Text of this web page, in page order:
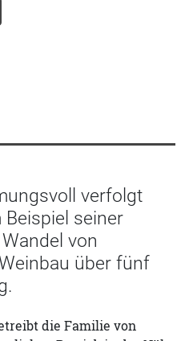
verfolgt
seiner
von
über fünf
die Familie von